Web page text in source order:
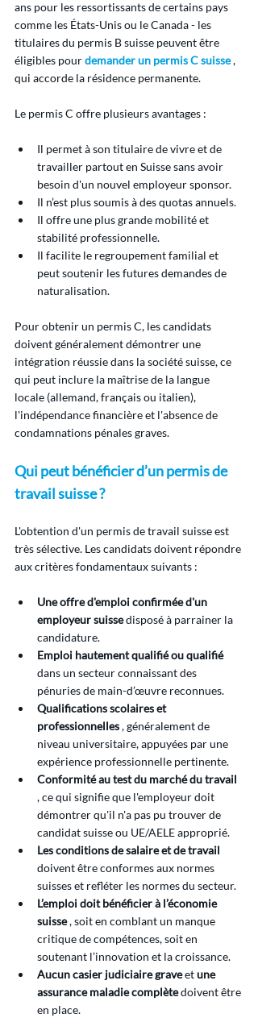
ans pour les ressortissants de certains pays
comme les États-Unis ou le Canada - les
titulaires du permis B suisse peuvent être
éligibles pour demander un permis C suisse ,
qui accorde la résidence permanente.
Le permis C offre plusieurs avantages :
Il permet à son titulaire de vivre et de
travailler partout en Suisse sans avoir
besoin d'un nouvel employeur sponsor.
Il n’est plus soumis à des quotas annuels.
Il offre une plus grande mobilité et
stabilité professionnelle.
Il facilite le regroupement familial et
peut soutenir les futures demandes de
naturalisation.
Pour obtenir un permis C, les candidats
doivent généralement démontrer une
intégration réussie dans la société suisse, ce
qui peut inclure la maîtrise de la langue
locale (allemand, français ou italien),
l'indépendance financière et l'absence de
condamnations pénales graves.
Qui peut bénéficier d’un permis de
travail suisse ?
L'obtention d'un permis de travail suisse est
très sélective. Les candidats doivent répondre
aux critères fondamentaux suivants :
Une offre d'emploi confirmée d'un
employeur suisse disposé à parrainer la
candidature.
Emploi hautement qualifié ou qualifié
dans un secteur connaissant des
pénuries de main-d’œuvre reconnues.
Qualifications scolaires et
professionnelles , généralement de
niveau universitaire, appuyées par une
expérience professionnelle pertinente.
Conformité au test du marché du travail
, ce qui signifie que l'employeur doit
démontrer qu'il n'a pas pu trouver de
candidat suisse ou UE/AELE approprié.
Les conditions de salaire et de travail
doivent être conformes aux normes
suisses et refléter les normes du secteur.
L’emploi doit bénéficier à l’économie
suisse , soit en comblant un manque
critique de compétences, soit en
soutenant l’innovation et la croissance.
Aucun casier judiciaire grave et une
assurance maladie complète doivent être
en place.